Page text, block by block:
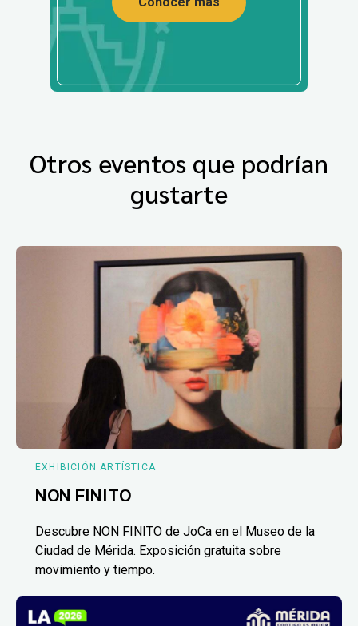
Otros eventos que podrían
gustarte
EXHIBICIÓN ARTÍSTICA
NON FINITO
Descubre NON FINITO de JoCa en el Museo de la
Ciudad de Mérida. Exposición gratuita sobre
movimiento y tiempo.